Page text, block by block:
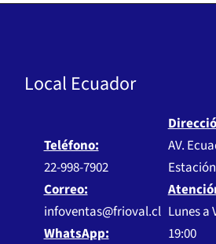
Local Ecuador
Teléfono:
22-998-7902
AV.
Correo:
infoventas@frioval.cl
WhatsApp:
Lunes a
19:00